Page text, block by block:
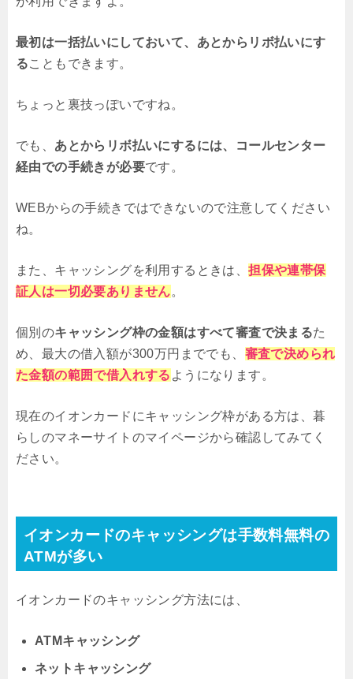
最初は一括払いにしておいて、あとからリボ払いにす
ることもできます。
ちょっと裏技っぽいですね。
でも、 あとからリボ払いにするには、コールセンター
経由での手続きが必要です。
WEBからの手続きではできないので注意してください
ね。
また、キャッシングを利用するときは、担保や連帯保
証人は一切必要ありません。
個別のキャッシング枠の金額はすべて審査で決まるた
め、最大の借入額が300万円まででも、 審査で決められ
た金額の範囲で借入れする ようになります。
現在のイオンカードにキャッシング枠がある方は、暮
らしのマネーサイトのマイページから確認してみてく
ださい。
イオンカードのキャッシングは手数料無料の
ATMが多い
イオンカードのキャッシング方法には、
ATMキャッシング
ネットキャッシング